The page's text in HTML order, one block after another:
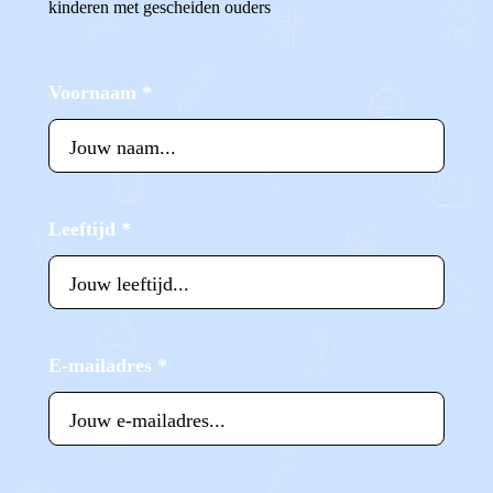
kinderen met gescheiden ouders
Voornaam *
Leeftijd *
E-mailadres *